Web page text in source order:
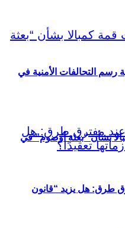
بشأن “بعثة أوصوم” في
رسم التحالفات الأمنية في
طرق: هل يزيد “قانون